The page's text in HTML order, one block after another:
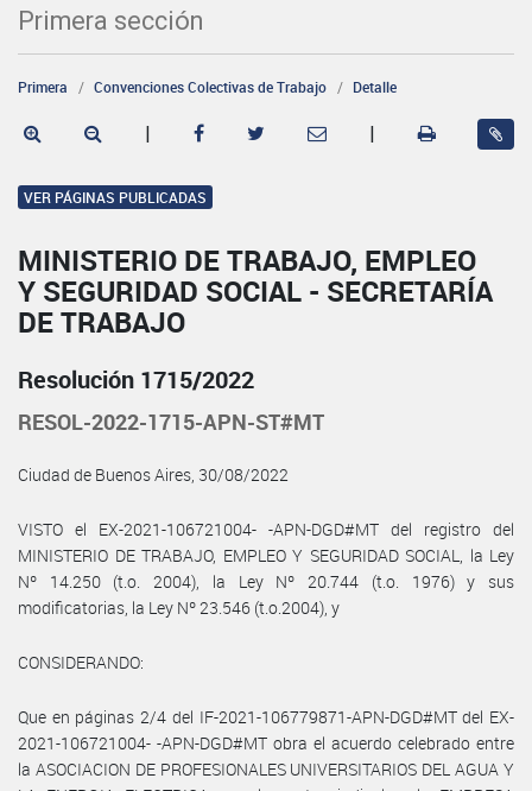
Primera sección
Primera Convenciones Colectivas de Trabajo Detalle
| |
VER PÁGINAS PUBLICADAS
MINISTERIO DE TRABAJO, EMPLEO
Y SEGURIDAD SOCIAL - SECRETARÍA
DE TRABAJO
Resolución 1715/2022
RESOL-2022-1715-APN-ST#MT
Ciudad de Buenos Aires, 30/08/2022
VISTO el EX-2021-106721004- -APN-DGD#MT del registro del
MINISTERIO DE TRABAJO, EMPLEO Y SEGURIDAD SOCIAL, la Ley
Nº 14.250 (t.o. 2004), la Ley Nº 20.744 (t.o. 1976) y sus
modificatorias, la Ley Nº 23.546 (t.o.2004), y
CONSIDERANDO:
Que en páginas 2/4 del IF-2021-106779871-APN-DGD#MT del EX-
2021-106721004- -APN-DGD#MT obra el acuerdo celebrado entre
la ASOCIACION DE PROFESIONALES UNIVERSITARIOS DEL AGUA Y